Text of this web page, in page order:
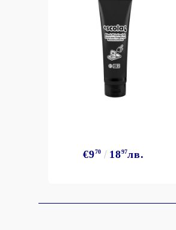
StazON Series - Пигментно
DISTRESS - ДИСТРЕС
VERSAFINE & ARCHIVAL
Super fine pigment &
ALADIN IZINK Series -
€970 1897лв.